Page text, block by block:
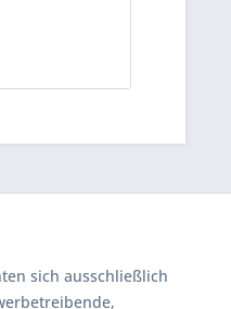
sich ausschließlich